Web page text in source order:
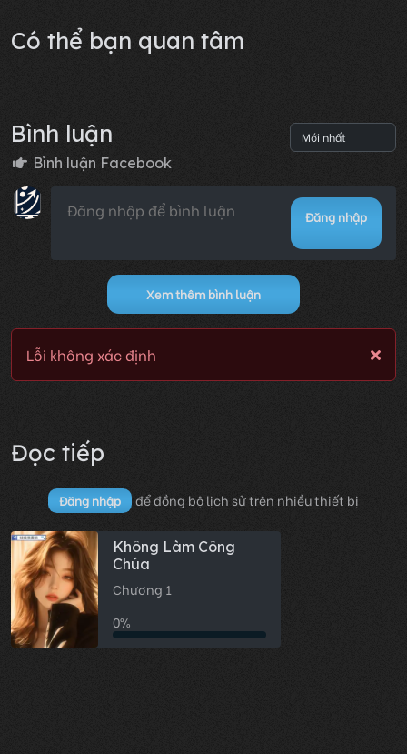
Có thể bạn quan tâm
Bình luận
Bình luận Facebook
Đăng nhập
Xem thêm bình luận
Lỗi không xác định
Đọc tiếp
Đăng nhập để đồng bộ lịch sử trên nhiều thiết bị
Không Làm Công
Chúa
Chương 1
0%